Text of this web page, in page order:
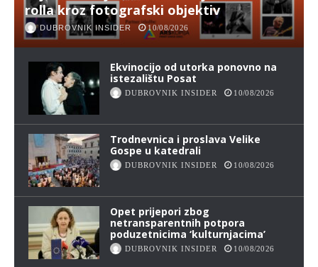
rolla kroz fotografski objektiv
DUBROVNIK INSIDER 10/08/2026
Ekvinocijo od utorka ponovno na
istezalištu Posat
DUBROVNIK INSIDER 10/08/2026
Trodnevnica i proslava Velike
Gospe u katedrali
DUBROVNIK INSIDER 10/08/2026
Opet prijepori zbog
netransparentnih potpora
poduzetnicima ‘kulturnjacima’
DUBROVNIK INSIDER 10/08/2026